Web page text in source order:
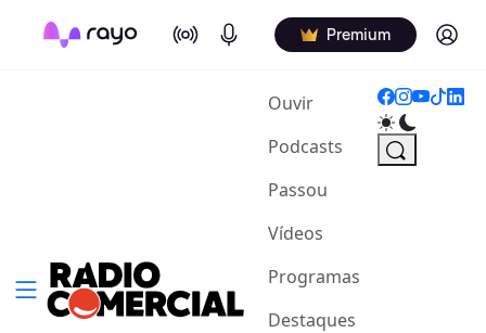
On Air Podcasts Premium Log in
Ouvir(current)
Podcasts
Passou
Vídeos
Programas
Destaques